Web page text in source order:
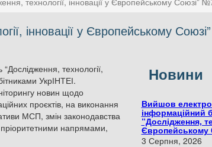
інновації у Європейському
технології,
УкрІНТЕІ.
новин щодо
проєктів, на виконання
МСП, змін законодавства
пріоритетними напрямами,
Новини
Вийшов
інформаційний
“Дослідження,
Європейському
3 Серпня, 2026